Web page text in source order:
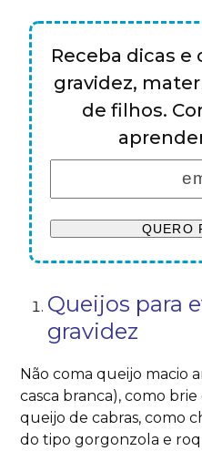
Receba dicas
gravidez,
de filhos.
Queijos para
gravidez
Não coma queijo macio
casca branca), como
queijo de cabras, como
do tipo gorgonzola e